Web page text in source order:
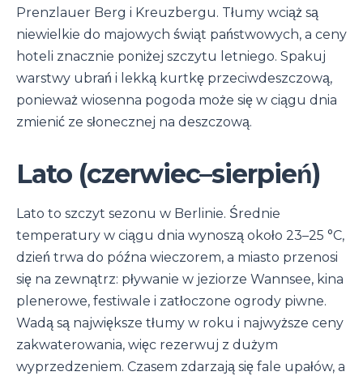
Prenzlauer Berg i Kreuzbergu. Tłumy wciąż są
niewielkie do majowych świąt państwowych, a ceny
hoteli znacznie poniżej szczytu letniego. Spakuj
warstwy ubrań i lekką kurtkę przeciwdeszczową,
ponieważ wiosenna pogoda może się w ciągu dnia
zmienić ze słonecznej na deszczową.
Lato (czerwiec–sierpień)
Lato to szczyt sezonu w Berlinie. Średnie
temperatury w ciągu dnia wynoszą około 23–25 °C,
dzień trwa do późna wieczorem, a miasto przenosi
się na zewnątrz: pływanie w jeziorze Wannsee, kina
plenerowe, festiwale i zatłoczone ogrody piwne.
Wadą są największe tłumy w roku i najwyższe ceny
zakwaterowania, więc rezerwuj z dużym
wyprzedzeniem. Czasem zdarzają się fale upałów, a